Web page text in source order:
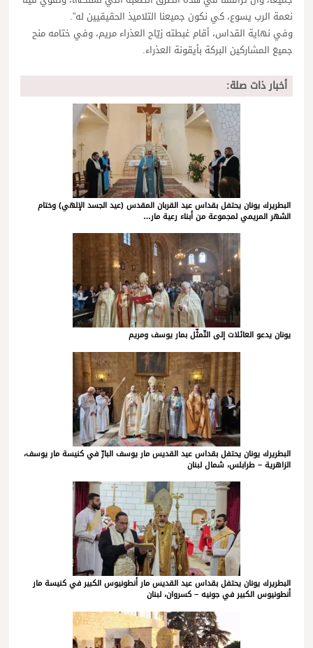
نعمة الرب يسوع، كي نكون جميعنا التلاميذ الحقيقيين له”.
وفي نهاية القداس، أقام غبطته زيّاح العذراء مريم، وفي ختامه منح
جميعَ المشاركين البركة بأيقونة العذراء.
أخبار ذات صلة:
البطريرك يونان يحتفل بقداس عيد القربان المقدس (عيد الجسد الإلهي) وختام
الشهر المريمي لمجموعة من أبناء رعية مار…
يونان يدعو العائلات إلى التّمثّل بمار يوسف ومريم
البطريرك يونان يحتفل بقداس عيد القديس مار يوسف البارّ في كنيسة مار يوسف،
الزاهرية – طرابلس، شمال لبنان
البطريرك يونان يحتفل بقداس عيد القديس مار أنطونيوس الكبير في كنيسة مار
أنطونيوس الكبير في جونيه – كسروان، لبنان